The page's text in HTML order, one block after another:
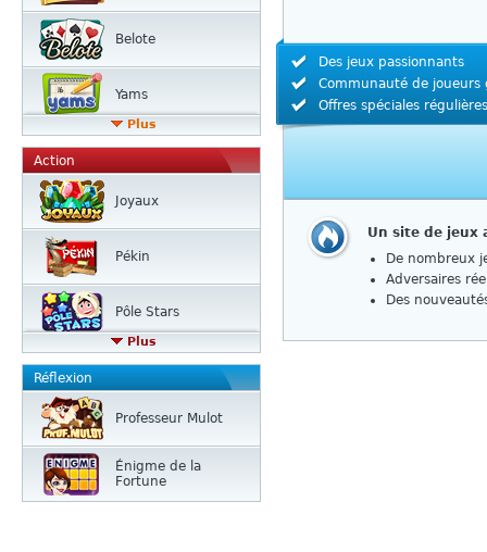
Belote
Yams
Plus
Action
Joyaux
Pékin
Pôle Stars
Plus
Réflexion
Professeur Mulot
Énigme de la
Fortune
Des jeux passionnants
Communauté de joueurs
Offres spéciales régulières
Un site de jeux
De nombreux
Adversaires
Des